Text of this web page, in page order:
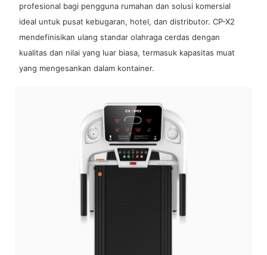
profesional bagi pengguna rumahan dan solusi komersial
ideal untuk pusat kebugaran, hotel, dan distributor. CP-X2
mendefinisikan ulang standar olahraga cerdas dengan
kualitas dan nilai yang luar biasa, termasuk kapasitas muat
yang mengesankan dalam kontainer.